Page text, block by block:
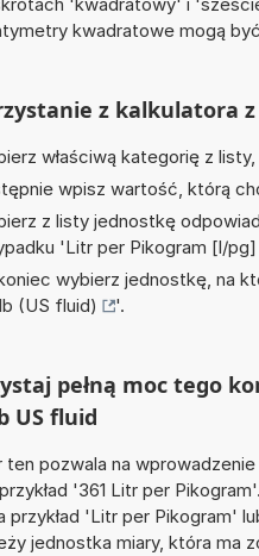
kwadratowe mogą
z kalkulatora
właściwą kategorię z
wpisz wartość, którą
z listy jednostkę
'Litr per Pikogram [l/pg]
wybierz jednostkę, na
(US fluid)
'.
pełną moc tego
US fluid
ten pozwala na
'361 Litr per
przykład 'Litr per Pikogram'
jednostka miary, która ma